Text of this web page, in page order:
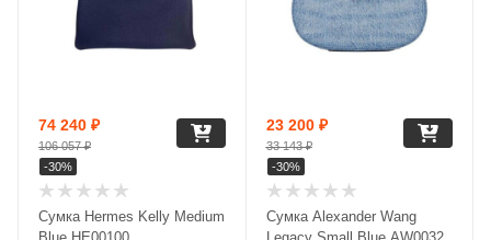
Сумка Hermes Kelly Medium
74 240 ₽
106 057₽
-30%
Сумка Alexander Wang
23 200₽
33 143₽
-30%